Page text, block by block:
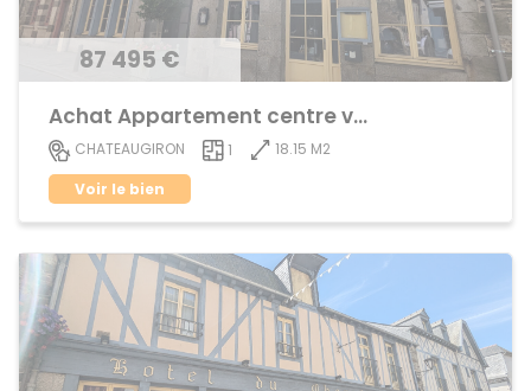
87 495 €
Achat Appartement centre ville
CHATEAUGIRON 1
18.15 M2
Voir le bien